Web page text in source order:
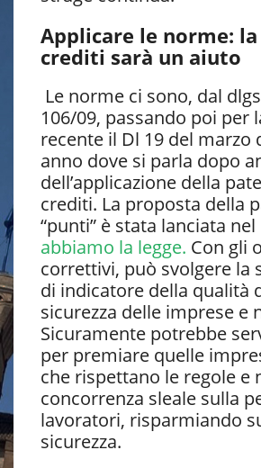
Applicare le norme:
crediti sarà un aiuto
Le norme ci sono, dal
106/09, passando poi per
recente il Dl 19 del marzo
anno dove si parla dopo
dell’applicazione della
crediti. La proposta della
“punti” è stata lanciata nel
abbiamo la legge. Con gli
correttivi, può svolgere la
di indicatore della qualità
sicurezza delle imprese e
Sicuramente potrebbe
per premiare quelle
che rispettano le regole e
concorrenza sleale sulla
lavoratori, risparmiando
sicurezza.